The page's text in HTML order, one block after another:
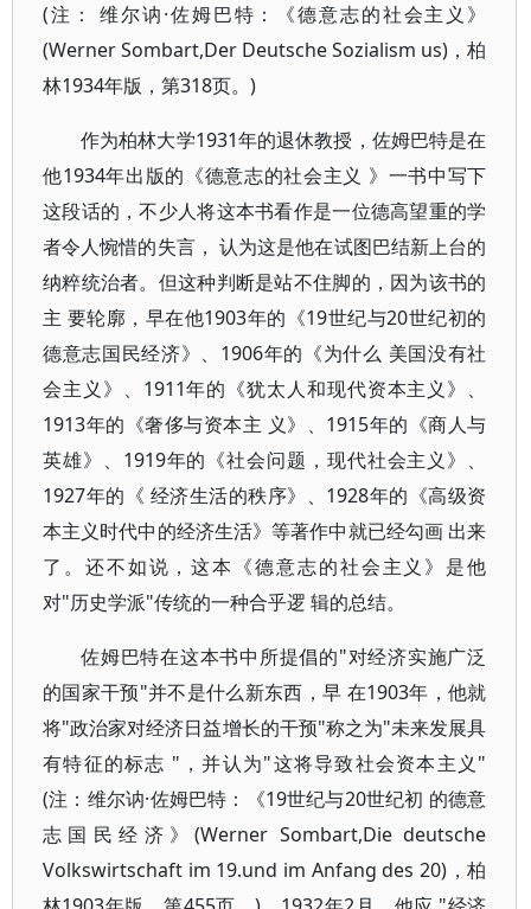
(注： 维尔讷·佐姆巴特：《德意志的社会主义》
(Werner Sombart,Der Deutsche Sozialism us)，柏
林1934年版，第318页。)
作为柏林大学1931年的退休教授，佐姆巴特是在
他1934年出版的《德意志的社会主义 》一书中写下
这段话的，不少人将这本书看作是一位德高望重的学
者令人惋惜的失言， 认为这是他在试图巴结新上台的
纳粹统治者。但这种判断是站不住脚的，因为该书的
主 要轮廓，早在他1903年的《19世纪与20世纪初的
德意志国民经济》、1906年的《为什么 美国没有社
会主义》、1911年的《犹太人和现代资本主义》、
1913年的《奢侈与资本主 义》、1915年的《商人与
英雄》、1919年的《社会问题，现代社会主义》、
1927年的《 经济生活的秩序》、1928年的《高级资
本主义时代中的经济生活》等著作中就已经勾画 出来
了。还不如说，这本《德意志的社会主义》是他
对"历史学派"传统的一种合乎逻 辑的总结。
佐姆巴特在这本书中所提倡的"对经济实施广泛
的国家干预"并不是什么新东西，早 在1903年，他就
将"政治家对经济日益增长的干预"称之为"未来发展具
有特征的标志 "，并认为"这将导致社会资本主义"
(注：维尔讷·佐姆巴特：《19世纪与20世纪初 的德意
志国民经济》(Werner Sombart,Die deutsche
Volkswirtschaft im 19.und im Anfang des 20)，柏